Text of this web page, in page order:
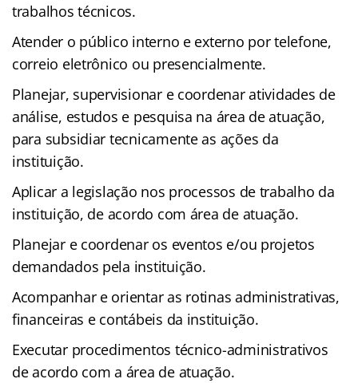
trabalhos técnicos.
Atender o público interno e externo por telefone,
correio eletrônico ou presencialmente.
Planejar, supervisionar e coordenar atividades de
análise, estudos e pesquisa na área de atuação,
para subsidiar tecnicamente as ações da
instituição.
Aplicar a legislação nos processos de trabalho da
instituição, de acordo com área de atuação.
Planejar e coordenar os eventos e/ou projetos
demandados pela instituição.
Acompanhar e orientar as rotinas administrativas,
financeiras e contábeis da instituição.
Executar procedimentos técnico-administrativos
de acordo com a área de atuação.